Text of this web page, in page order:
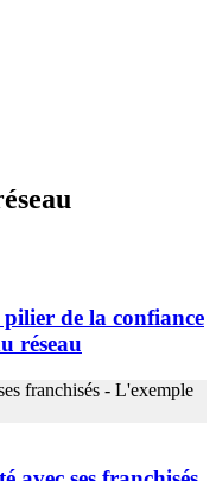
de la confiance
réseau